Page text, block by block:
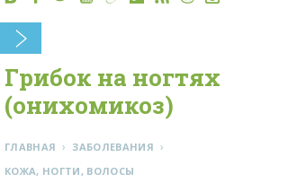
Грибок на ногтях
(онихомикоз)
ГЛАВНАЯ › ЗАБОЛЕВАНИЯ ›
КОЖА, НОГТИ, ВОЛОСЫ